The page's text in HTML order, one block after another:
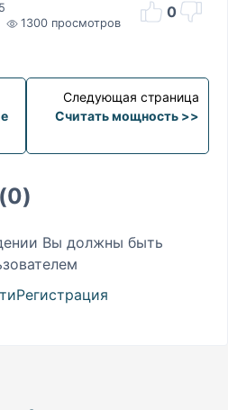
1300 просмотров
0
Следующая страница
Считать мощность >>
Вы должны быть
Регистрация